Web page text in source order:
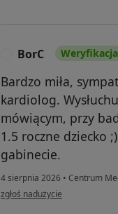
BorC
Bardzo miła,
kardiolog.
mówiącym, przy
1.5 roczne dziecko
gabinecie.
4 sierpnia 2026 • Centrum
w opinii użytkownika BorC
zgłoś nadużycie